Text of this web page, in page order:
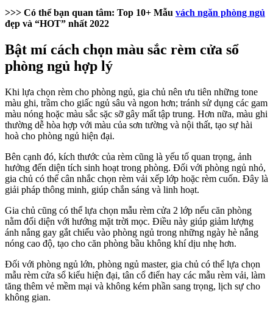
>>> Có thể bạn quan tâm: Top 10+ Mẫu vách ngăn phòng ngủ
đẹp và “HOT” nhất 2022
Bật mí cách chọn màu sắc rèm cửa sổ
phòng ngủ hợp lý
Khi lựa chọn rèm cho phòng ngủ, gia chủ nên ưu tiên những tone
màu ghi, trầm cho giấc ngủ sâu và ngon hơn; tránh sử dụng các gam
màu nóng hoặc màu sắc sặc sỡ gây mất tập trung. Hơn nữa, màu ghi
thường dễ hòa hợp với màu của sơn tường và nội thất, tạo sự hài
hoà cho phòng ngủ hiện đại.
Bên cạnh đó, kích thước của rèm cũng là yếu tố quan trọng, ảnh
hưởng đến diện tích sinh hoạt trong phòng. Đối với phòng ngủ nhỏ,
gia chủ có thể cân nhắc chọn rèm vải xếp lớp hoặc rèm cuốn. Đây là
giải pháp thông minh, giúp chắn sáng và linh hoạt.
Gia chủ cũng có thể lựa chọn mẫu rèm cửa 2 lớp nếu căn phòng
nằm đối diện với hướng mặt trời mọc. Điều này giúp giảm lượng
ánh nắng gay gắt chiếu vào phòng ngủ trong những ngày hè nắng
nóng cao độ, tạo cho căn phòng bầu không khí dịu nhẹ hơn.
Đối với phòng ngủ lớn, phòng ngủ master, gia chủ có thể lựa chọn
mẫu rèm cửa sổ kiểu hiện đại, tân cổ điển hay các mẫu rèm vải, làm
tăng thêm vẻ mềm mại và không kém phần sang trọng, lịch sự cho
không gian.